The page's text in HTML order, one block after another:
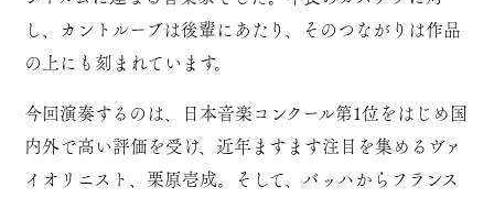
し、カントルーブは後輩にあたり、そのつながりは作品
の上にも刻まれています。
今回演奏するのは、日本音楽コンクール第1位をはじめ国
内外で高い評価を受け、近年ますます注目を集めるヴァ
イオリニスト、栗原壱成。そして、バッハからフランス